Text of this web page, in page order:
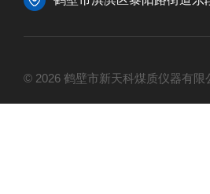
© 2026 鹤壁市新天科煤质仪器有